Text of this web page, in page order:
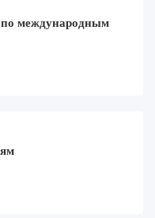
международным